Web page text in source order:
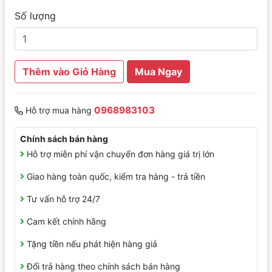
Số lượng
Thêm vào Giỏ Hàng Mua Ngay
Hỗ trợ mua hàng 0968983103
Chính sách bán hàng
Hỗ trợ miễn phí vận chuyển đơn hàng giá trị lớn
Giao hàng toàn quốc, kiểm tra hàng - trả tiền
Tư vấn hỗ trợ 24/7
Cam kết chính hãng
Tặng tiền nếu phát hiện hàng giả
Đổi trả hàng theo chính sách bán hàng